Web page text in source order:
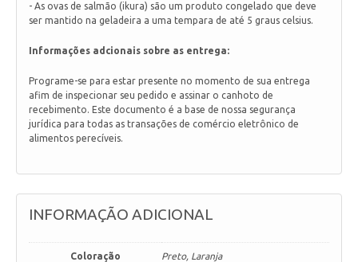
- As ovas de salmão (ikura) são um produto congelado que deve
ser mantido na geladeira a uma tempara de até 5 graus celsius.
Informações adcionais sobre as entrega:
Programe-se para estar presente no momento de sua entrega
afim de inspecionar seu pedido e assinar o canhoto de
recebimento. Este documento é a base de nossa segurança
jurídica para todas as transações de comércio eletrônico de
alimentos perecíveis.
INFORMAÇÃO ADICIONAL
Coloração Preto, Laranja